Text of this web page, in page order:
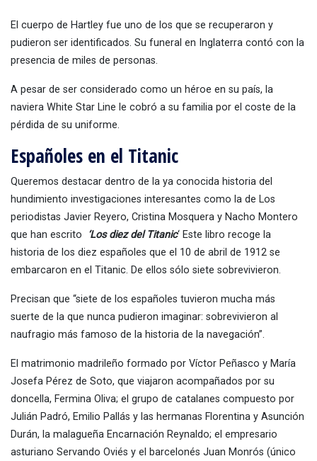
El cuerpo de Hartley fue uno de los que se recuperaron y
pudieron ser identificados. Su funeral en Inglaterra contó con la
presencia de miles de personas.
A pesar de ser considerado como un héroe en su país, la
naviera White Star Line le cobró a su familia por el coste de la
pérdida de su uniforme.
Españoles en el Titanic
Queremos destacar dentro de la ya conocida historia del
hundimiento investigaciones interesantes como la de Los
periodistas Javier Reyero, Cristina Mosquera y Nacho Montero
que han escrito
‘Los diez del Titanic‘ Este libro recoge la
historia de los diez españoles que el 10 de abril de 1912 se
embarcaron en el Titanic. De ellos sólo siete sobrevivieron.
Precisan que “siete de los españoles tuvieron mucha más
suerte de la que nunca pudieron imaginar: sobrevivieron al
naufragio más famoso de la historia de la navegación”.
El matrimonio madrileño formado por Víctor Peñasco y María
Josefa Pérez de Soto, que viajaron acompañados por su
doncella, Fermina Oliva; el grupo de catalanes compuesto por
Julián Padró, Emilio Pallás y las hermanas Florentina y Asunción
Durán, la malagueña Encarnación Reynaldo; el empresario
asturiano Servando Oviés y el barcelonés Juan Monrós (único